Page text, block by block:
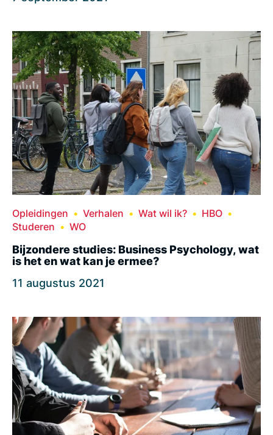
Opleidingen Verhalen Wat wil ik?
HBO
Studeren
WO
Bijzondere studies: Business Psychology, wat
is het en wat kan je ermee?
11 augustus 2021